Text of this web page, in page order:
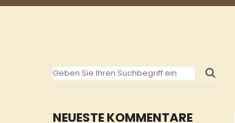
NEUESTE KOMMENTARE